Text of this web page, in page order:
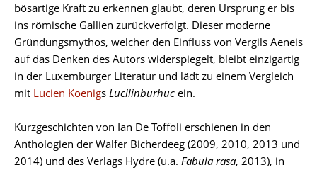
bösartige Kraft zu erkennen glaubt, deren Ursprung er bis
ins römische Gallien zurückverfolgt. Dieser moderne
Gründungsmythos, welcher den Einfluss von Vergils Aeneis
auf das Denken des Autors widerspiegelt, bleibt einzigartig
in der Luxemburger Literatur und lädt zu einem Vergleich
mit Lucien Koenigs Lucilinburhuc ein.
Kurzgeschichten von Ian De Toffoli erschienen in den
Anthologien der Walfer Bicherdeeg (2009, 2010, 2013 und
2014) und des Verlags Hydre (u.a. Fabula rasa, 2013), in